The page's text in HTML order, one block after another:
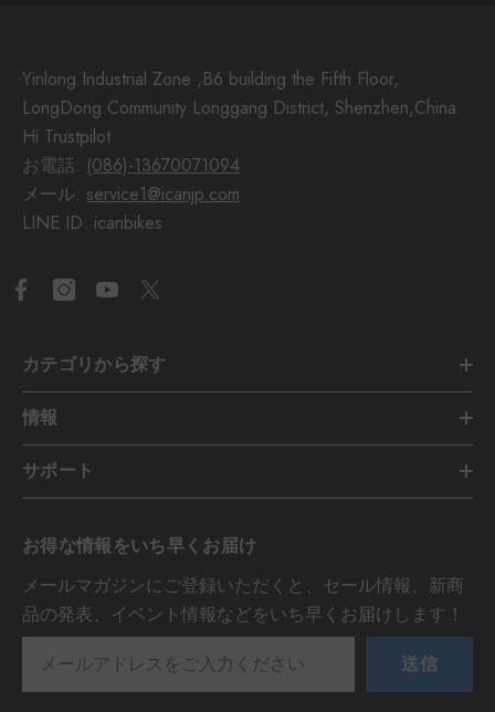
Yinlong Industrial Zone ,B6 building the Fifth Floor,
LongDong Community Longgang District, Shenzhen,China.
Hi Trustpilot
お電話: (086)-13670071094
メール: service1@icanjp.com
LINE ID: icanbikes
カテゴリから探す
情報
サポート
お得な情報をいち早くお届け
メールマガジンにご登録いただくと、セール情報、新商
品の発表、イベント情報などをいち早くお届けします！
送信